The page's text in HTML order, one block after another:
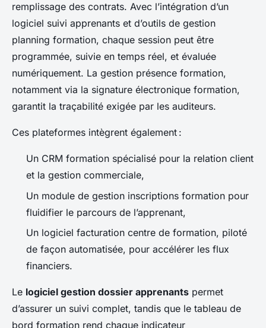
remplissage des contrats. Avec l’intégration d’un
logiciel suivi apprenants et d’outils de gestion
planning formation, chaque session peut être
programmée, suivie en temps réel, et évaluée
numériquement. La gestion présence formation,
notamment via la signature électronique formation,
garantit la traçabilité exigée par les auditeurs.
Ces plateformes intègrent également :
Un CRM formation spécialisé pour la relation client
et la gestion commerciale,
Un module de gestion inscriptions formation pour
fluidifier le parcours de l’apprenant,
Un logiciel facturation centre de formation, piloté
de façon automatisée, pour accélérer les flux
financiers.
Le logiciel gestion dossier apprenants permet
d’assurer un suivi complet, tandis que le tableau de
bord formation rend chaque indicateur